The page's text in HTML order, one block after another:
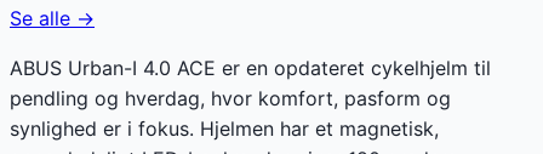
Se alle →
ABUS Urban-I 4.0 ACE er en opdateret cykelhjelm til
pendling og hverdag, hvor komfort, pasform og
synlighed er i fokus. Hjelmen har et magnetisk,